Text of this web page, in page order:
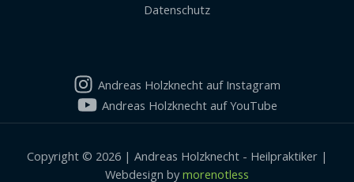
Datenschutz
Andreas Holzknecht auf Instagram
Andreas Holzknecht auf YouTube
Copyright © 2026 | Andreas Holzknecht - Heilpraktiker |
Webdesign by morenotless